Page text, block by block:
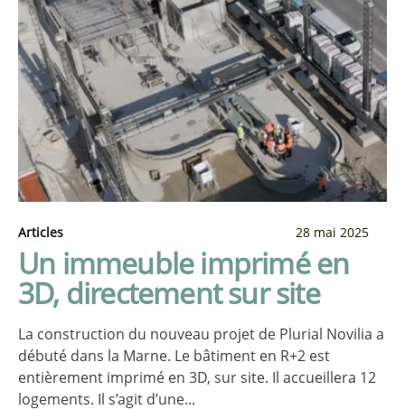
Articles 28 mai 2025
Un immeuble imprimé en
3D, directement sur site
La construction du nouveau projet de Plurial Novilia a
débuté dans la Marne. Le bâtiment en R+2 est
entièrement imprimé en 3D, sur site. Il accueillera 12
logements. Il s’agit d’une...